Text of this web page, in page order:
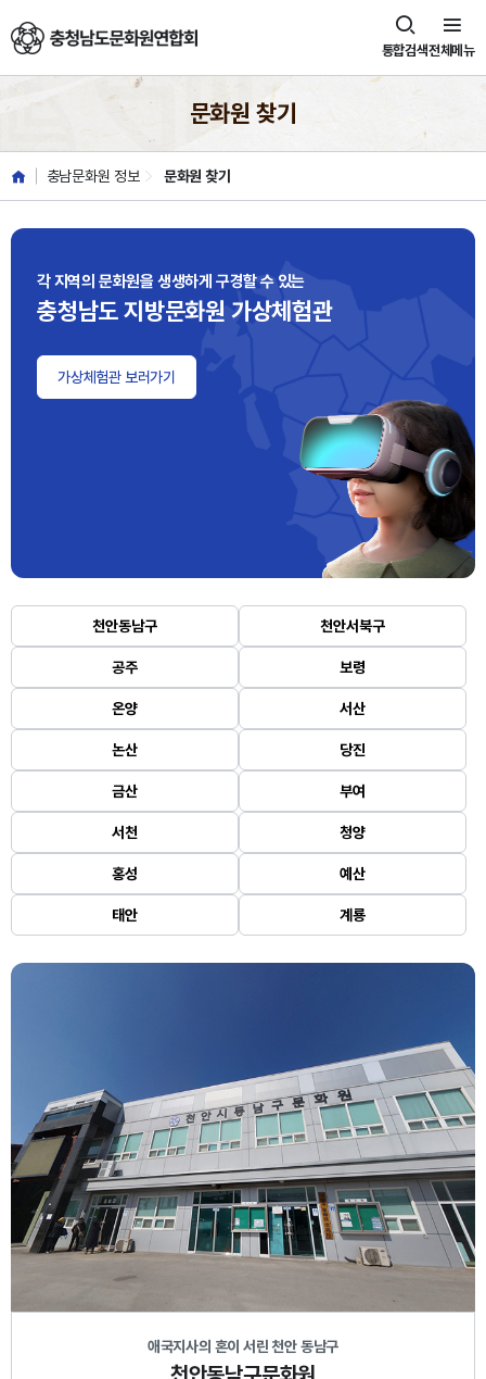
충청남도문화원연합회
통합검색전체메뉴
문화원 찾기
충남문화원 정보 문화원 찾기
각 지역의 문화원을 생생하게 구경할 수 있는
충청남도 지방문화원 가상체험관
가상체험관 보러가기
천안동남구 천안서북구
공주 보령
온양 서산
논산 당진
금산 부여
서천 청양
홍성 예산
태안 계룡
애국지사의 혼이 서린 천안 동남구